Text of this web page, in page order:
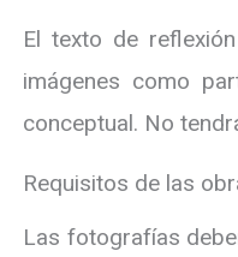
El texto de
imágenes como
conceptual. No
Requisitos de las
Las fotografías